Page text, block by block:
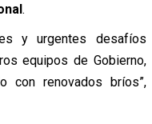
.
y urgentes desafíos
equipos de Gobierno,
con renovados bríos”,